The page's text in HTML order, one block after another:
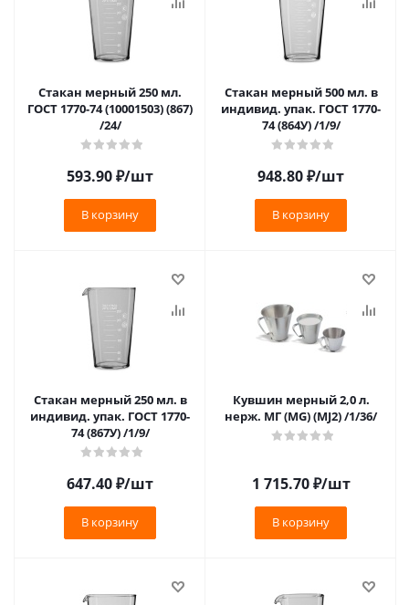
Стакан мерный 250 мл.
ГОСТ 1770-74 (10001503) (867)
/24/
593.90₽/шт
В корзину
Стакан мерный 500 мл. в
индивид. упак. ГОСТ 1770-
74 (864У) /1/9/
948.80₽/шт
В корзину
Стакан мерный 250 мл. в
индивид. упак. ГОСТ 1770-
74 (867У) /1/9/
647.40₽/шт
В корзину
Кувшин мерный 2,0 л.
нерж. МГ (MG) (MJ2) /1/36/
1 715.70₽/шт
В корзину